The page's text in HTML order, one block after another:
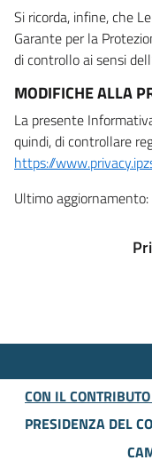
Si ricorda, infine, che
Garante per la
di controllo ai sensi
MODIFICHE ALLA
La presente
quindi, di controllare
https://
Ultimo aggiornamento:
CON IL
PRESIDENZA DEL